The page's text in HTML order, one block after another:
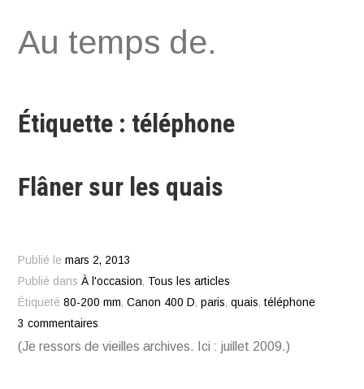
au
Au temps de.
Étiquette : téléphone
Flâner sur les quais
Publié lemars 2, 2013
Publié dansÀ l'occasion, Tous les articles
Étiqueté80-200 mm,Canon 400 D,paris,quais,téléphone
3 commentaires
(Je ressors de vieilles archives. Ici : juillet 2009.)